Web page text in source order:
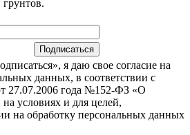
грунтов.
я даю свое согласие на
данных, в соответствии с
27.07.2006 года №152-ФЗ «О
условиях и для целей,
на обработку персональных данных